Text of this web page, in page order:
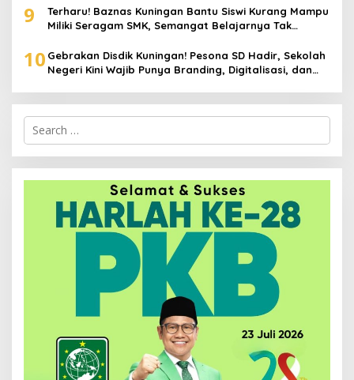
9
Terharu! Baznas Kuningan Bantu Siswi Kurang Mampu
Miliki Seragam SMK, Semangat Belajarnya Tak
10 Gebrakan Disdik Kuningan! Pesona SD Hadir, Sekolah
Negeri Kini Wajib Punya Branding, Digitalisasi, dan
Search
for: